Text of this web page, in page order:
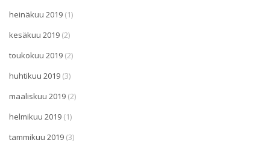
heinäkuu 2019 (1)
kesäkuu 2019 (2)
toukokuu 2019 (2)
huhtikuu 2019 (3)
maaliskuu 2019 (2)
helmikuu 2019 (1)
tammikuu 2019 (3)